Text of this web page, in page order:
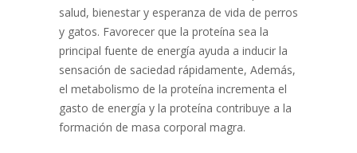
salud, bienestar y esperanza de vida de perros
y gatos. Favorecer que la proteína sea la
principal fuente de energía ayuda a inducir la
sensación de saciedad rápidamente, Además,
el metabolismo de la proteína incrementa el
gasto de energía y la proteína contribuye a la
formación de masa corporal magra.